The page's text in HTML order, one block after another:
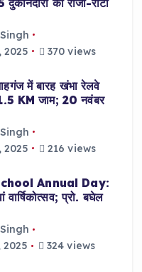
की रोजी-रोटी
370 views
में बारह खंभा रेलवे
KM जाम; 20 नवंबर
216 views
Annual Day:
वार्षिकोत्सव; प्रो. बघेल
324 views